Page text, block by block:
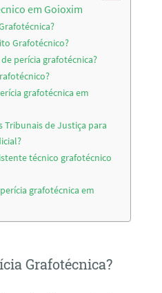
em Goioxim
Grafotécnico?
perícia grafotécnica?
grafotécnica em
Tribunais de Justiça para
técnico grafotécnico
grafotécnica em
Grafotécnica?